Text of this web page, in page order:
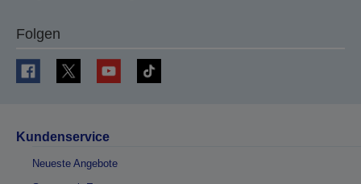
Folgen
Kundenservice
Neueste Angebote